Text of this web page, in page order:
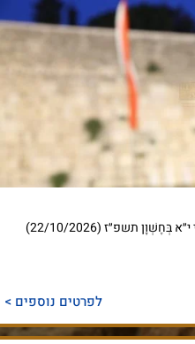
טקס השבעה לחטיבת הנחל ביום חמישי י״א בְּחֶשְׁוָן תשפ״ז (22/10/2026)
לפרטים נוספים >